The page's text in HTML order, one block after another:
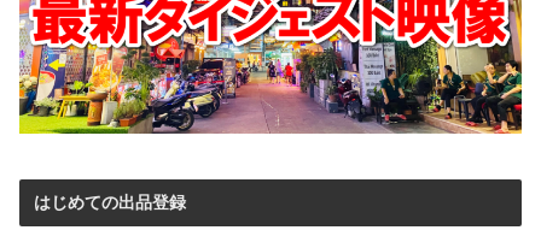
はじめての出品登録